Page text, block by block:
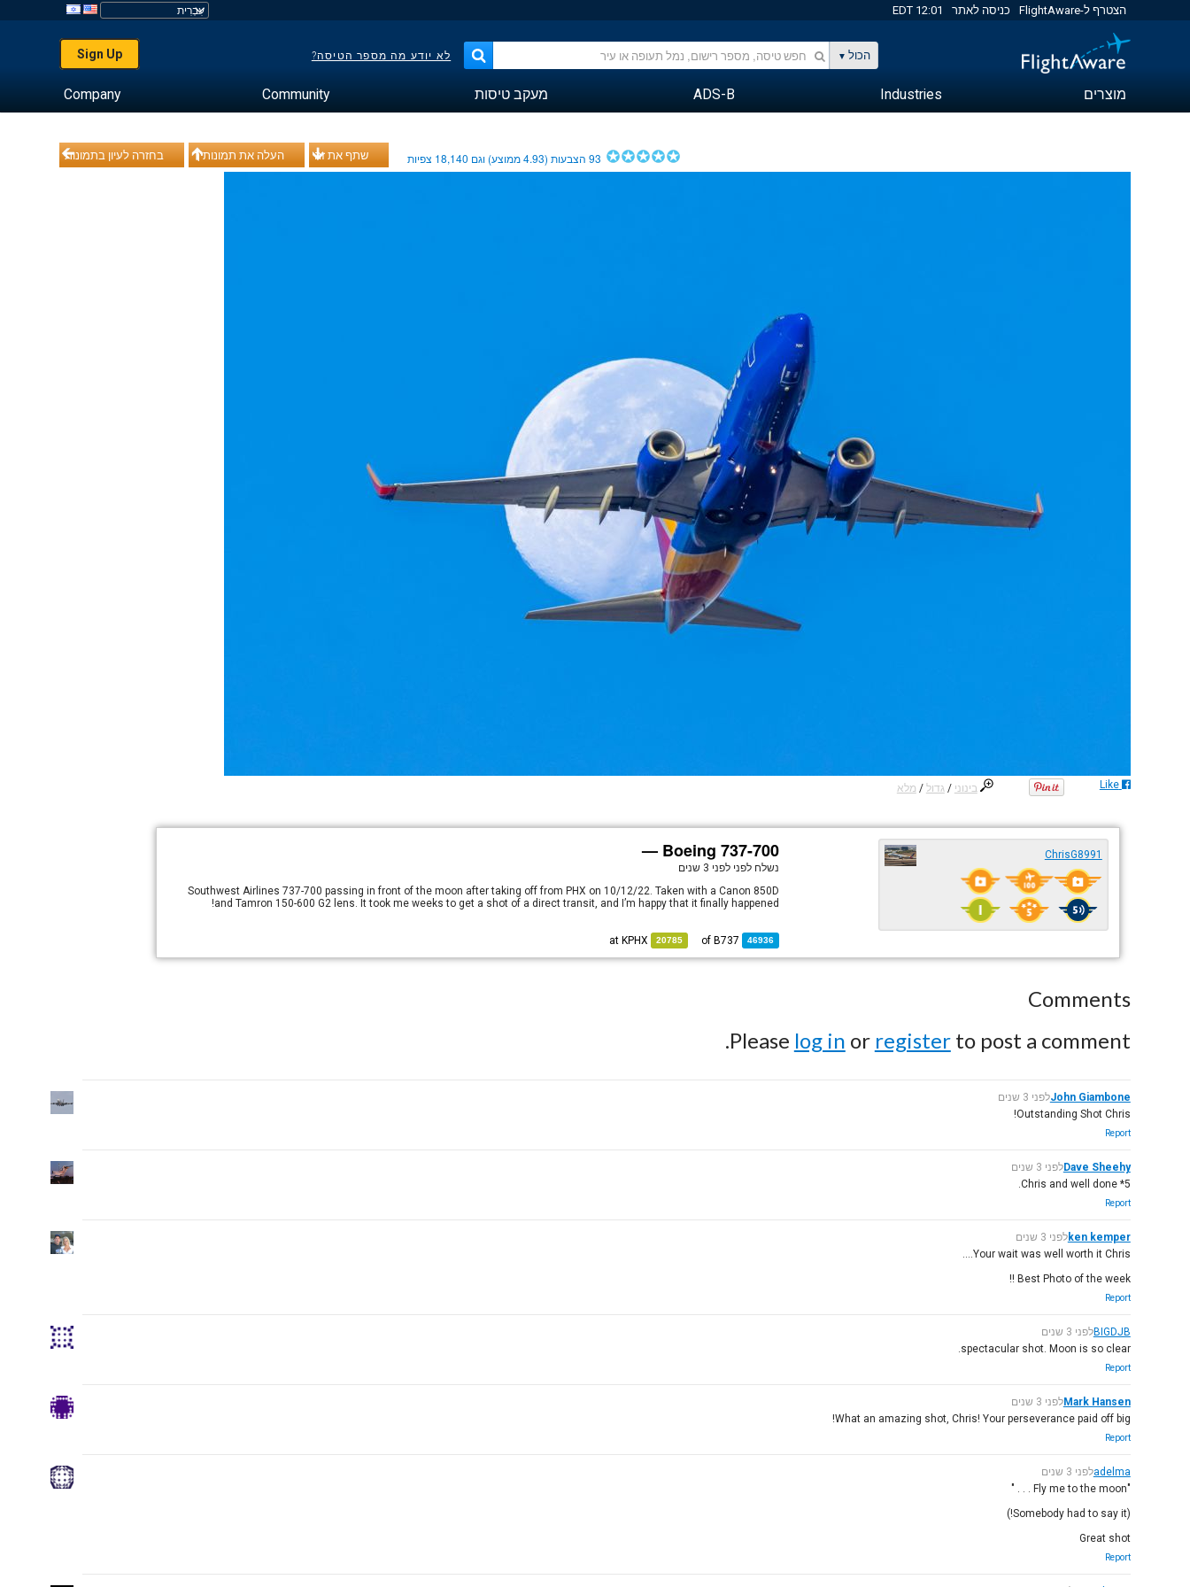
הצטרף ל-FlightAware כניסה לאתר 12:01 EDT
הכול לא יודע מה מספר הטיסה? Sign Up
מוצרים Industries
ADS-B מעקב טיסות Community
Company
בחזרה לעיון בתמונות העלה את תמונותיך שתף את זה 93הצבעות (4.93ממוצע) וגם 18,140 צפיות
בינוני /גדול / מלא Like
Boeing 737-700 —
נשלח לפנילפני 3 שנים
Southwest Airlines 737-700 passing in front of the moon after taking off from PHX on 10/12/22. Taken with a Canon 850D
and Tamron 150-600 G2 lens. It took me weeks to get a shot of a direct transit, and I’m happy that it finally happened!
46936
B737
20785
KPHX
ChrisG8991
Comments
Please log in or registerto post a comment.
John Giamboneלפני 3 שנים
Outstanding Shot Chris!
Report
Dave Sheehyלפני 3 שנים
5* Chris and well done.
Report
ken kemperלפני 3 שנים
Your wait was well worth it Chris....
Best Photo of the week !!
Report
BIGDJBלפני 3 שנים
spectacular shot. Moon is so clear.
Report
Mark Hansenלפני 3 שנים
What an amazing shot, Chris! Your perseverance paid off big!
Report
adelmaלפני 3 שנים
"Fly me to the moon . . . "
(Somebody had to say it!)
Great shot
Report